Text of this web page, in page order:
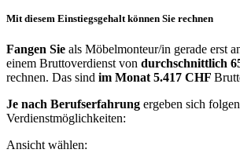
Mit diesem Einstiegsgehalt können Sie rechnen
Fangen Sie als Möbelmonteur/in gerade erst
einem Bruttoverdienst von durchschnittlich
rechnen. Das sind im Monat 5.417 CHF
Je nach Berufserfahrung ergeben sich
Verdienstmöglichkeiten:
Ansicht wählen: